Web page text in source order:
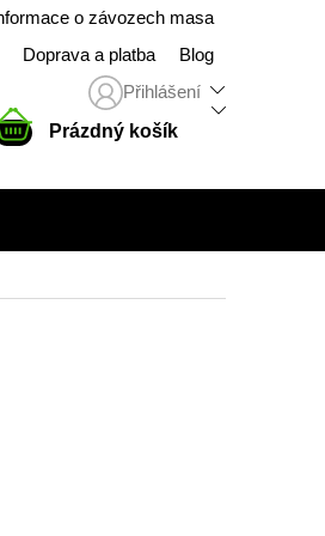
o závozech masa
Doprava a platba
Blog
Přihlášení
NÁKUPNÍ
KOŠÍK
Prázdný košík